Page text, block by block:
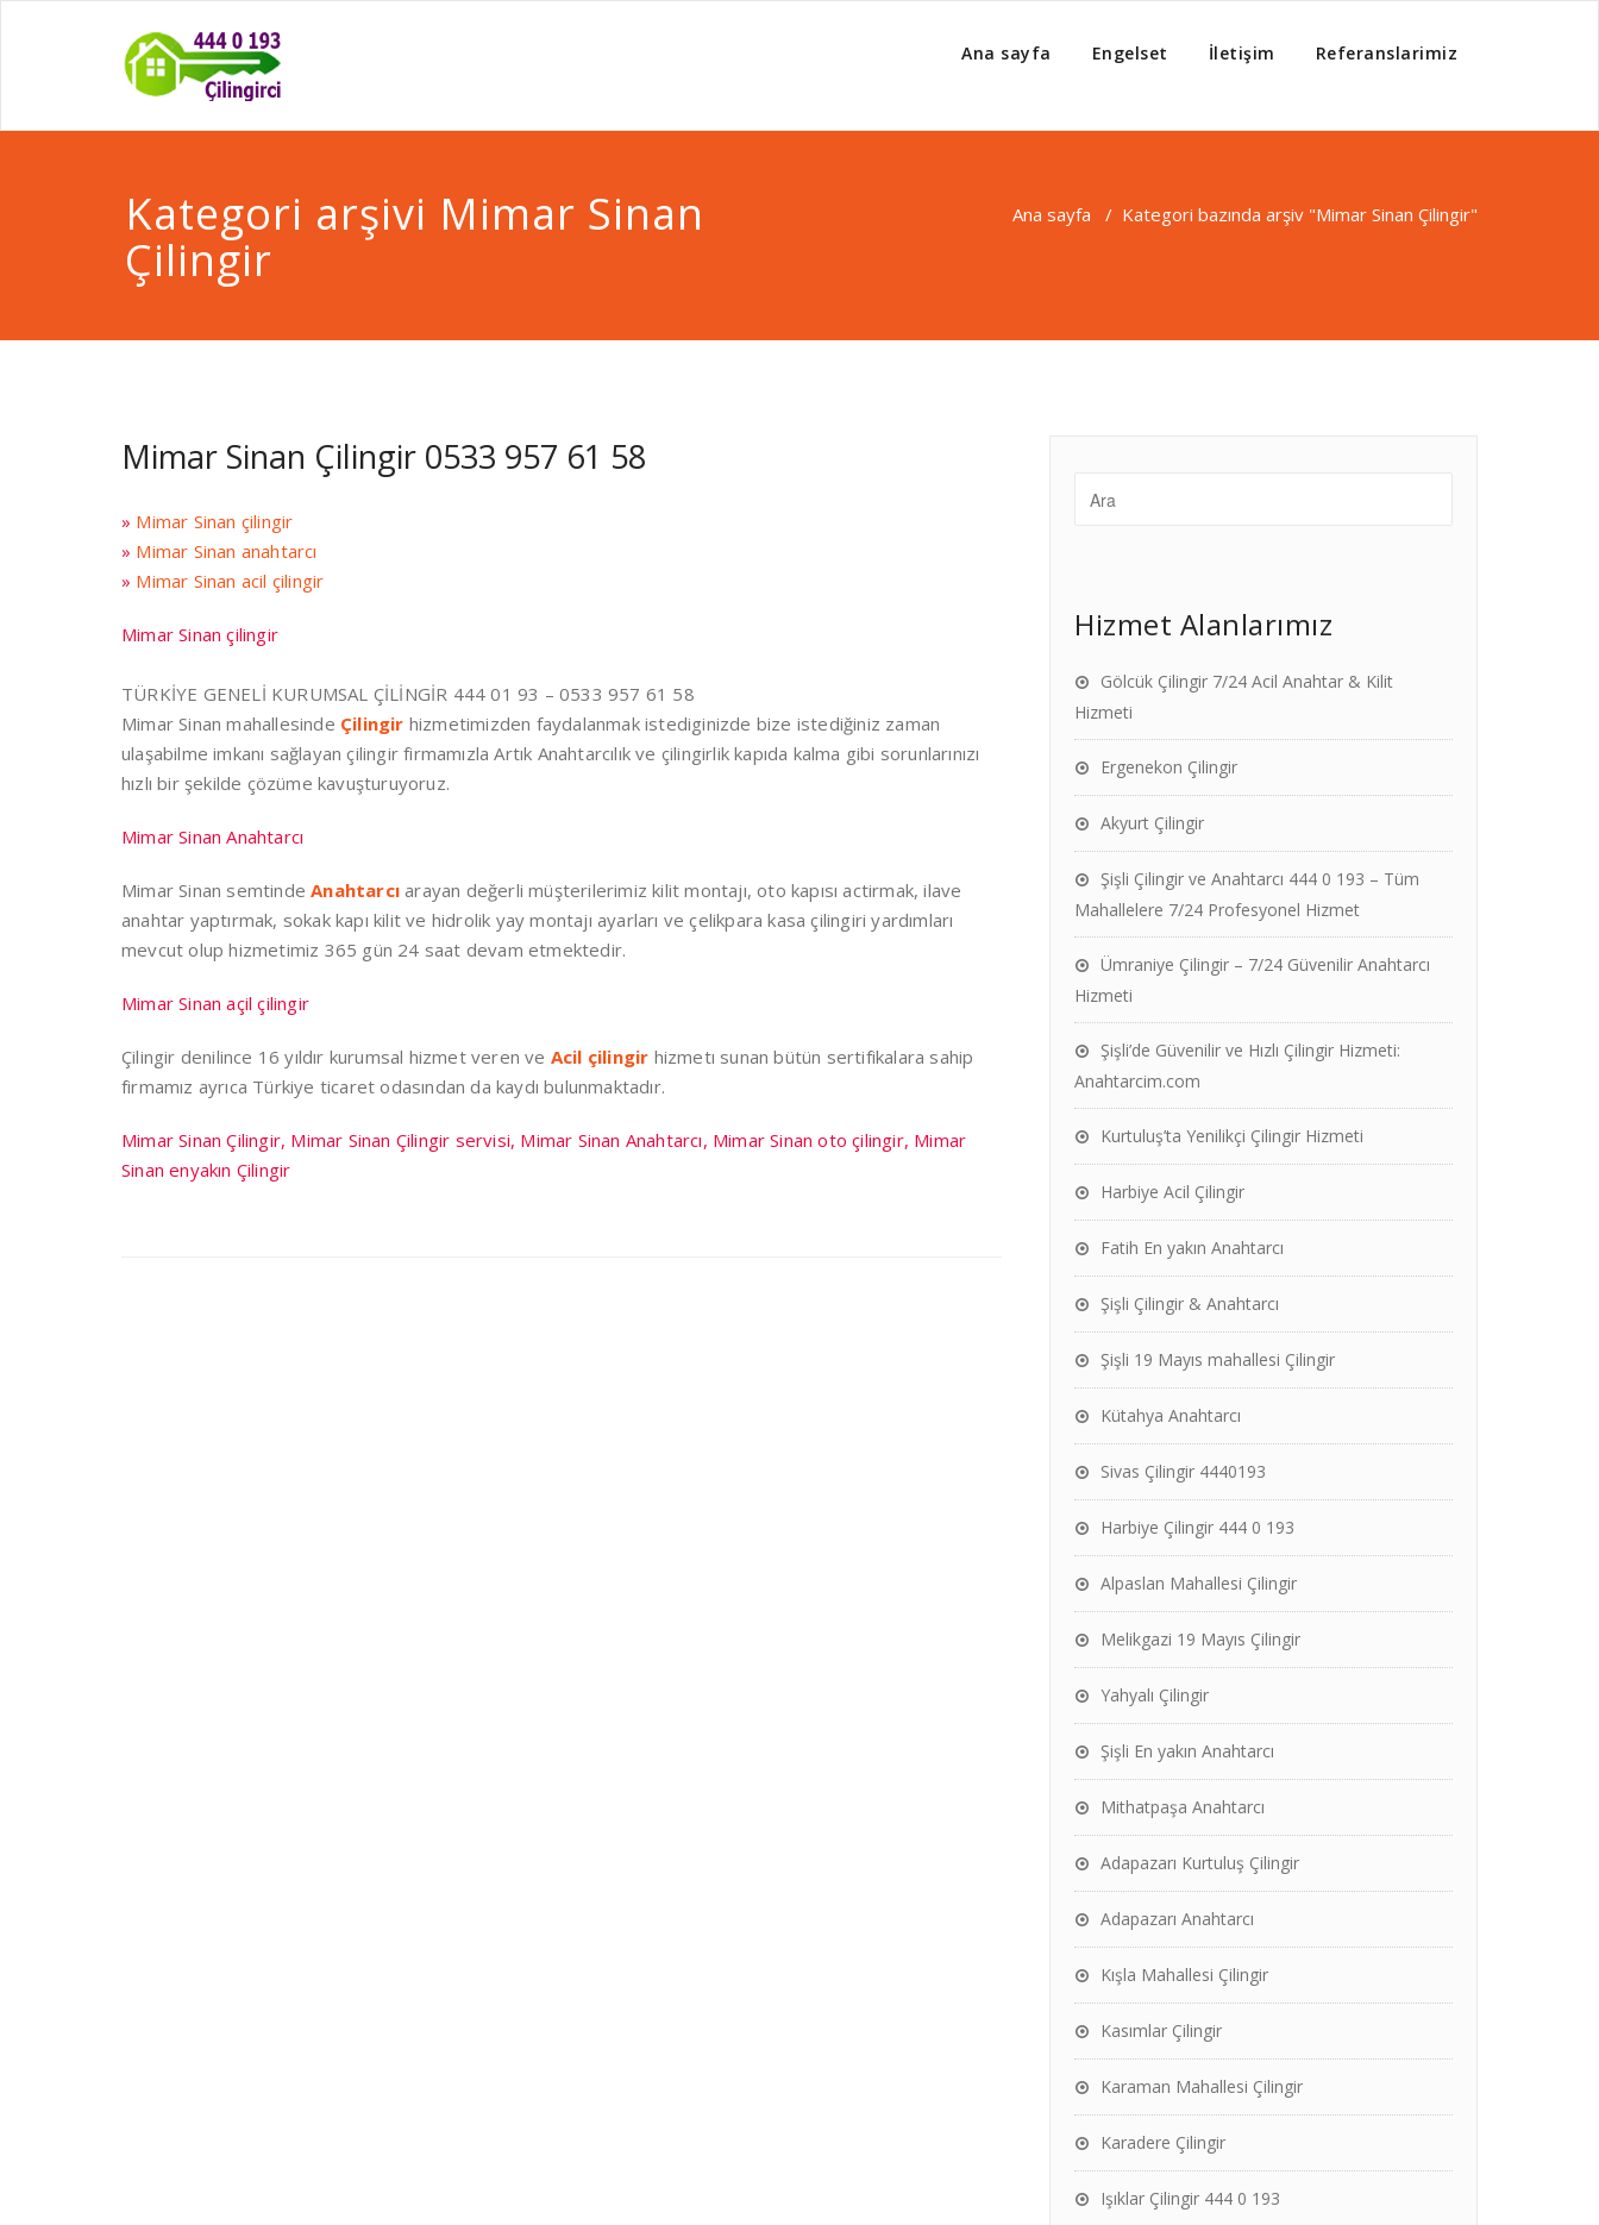
Ana sayfa Engelset İletişim Referanslarimiz
Kategori arşivi Mimar Sinan
Çilingir
Ana sayfa / Kategori bazında arşiv "Mimar Sinan Çilingir"
Mimar Sinan Çilingir 0533 957 61 58
» Mimar Sinan çilingir
» Mimar Sinan anahtarcı
» Mimar Sinan acil çilingir
Mimar Sinan çilingir
TÜRKİYE GENELİ KURUMSAL ÇİLİNGİR 444 01 93 – 0533 957 61 58
Mimar Sinan mahallesinde Çilingir hizmetimizden faydalanmak istediginizde bize istediğiniz zaman
ulaşabilme imkanı sağlayan çilingir firmamızla Artık Anahtarcılık ve çilingirlik kapıda kalma gibi sorunlarınızı
hızlı bir şekilde çözüme kavuşturuyoruz.
Mimar Sinan Anahtarcı
Mimar Sinan semtindeAnahtarcı arayan değerli müşterilerimiz kilit montajı, oto kapısı actirmak, ilave
anahtar yaptırmak, sokak kapı kilit ve hidrolik yay montajı ayarları ve çelikpara kasa çilingiri yardımları
mevcut olup hizmetimiz 365 gün 24 saat devam etmektedir.
Mimar Sinan açil çilingir
Çilingir denilince 16 yıldır kurumsal hizmet veren ve Acil çilingir hizmetı sunan bütün sertifikalara sahip
firmamız ayrıca Türkiye ticaret odasından da kaydı bulunmaktadır.
Mimar Sinan Çilingir, Mimar Sinan Çilingir servisi, Mimar Sinan Anahtarcı, Mimar Sinan oto çilingir, Mimar
Sinan enyakın Çilingir
Hizmet Alanlarımız
Gölcük Çilingir 7/24 Acil Anahtar & Kilit
Hizmeti
Ergenekon Çilingir
Akyurt Çilingir
Şişli Çilingir ve Anahtarcı 444 0 193 – Tüm
Mahallelere 7/24 Profesyonel Hizmet
Ümraniye Çilingir – 7/24 Güvenilir Anahtarcı
Hizmeti
Şişli’de Güvenilir ve Hızlı Çilingir Hizmeti:
Anahtarcim.com
Kurtuluş’ta Yenilikçi Çilingir Hizmeti
Harbiye Acil Çilingir
Fatih En yakın Anahtarcı
Şişli Çilingir & Anahtarcı
Şişli 19 Mayıs mahallesi Çilingir
Kütahya Anahtarcı
Sivas Çilingir 4440193
Harbiye Çilingir 444 0 193
Alpaslan Mahallesi Çilingir
Melikgazi 19 Mayıs Çilingir
Yahyalı Çilingir
Şişli En yakın Anahtarcı
Mithatpaşa Anahtarcı
Adapazarı Kurtuluş Çilingir
Adapazarı Anahtarcı
Kışla Mahallesi Çilingir
Kasımlar Çilingir
Karaman Mahallesi Çilingir
Karadere Çilingir
Işıklar Çilingir 444 0 193